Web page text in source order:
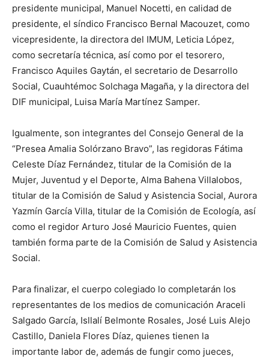
presidente municipal, Manuel Nocetti, en calidad de
presidente, el síndico Francisco Bernal Macouzet, como
vicepresidente, la directora del IMUM, Leticia López,
como secretaría técnica, así como por el tesorero,
Francisco Aquiles Gaytán, el secretario de Desarrollo
Social, Cuauhtémoc Solchaga Magaña, y la directora del
DIF municipal, Luisa María Martínez Samper.
Igualmente, son integrantes del Consejo General de la
“Presea Amalia Solórzano Bravo”, las regidoras Fátima
Celeste Díaz Fernández, titular de la Comisión de la
Mujer, Juventud y el Deporte, Alma Bahena Villalobos,
titular de la Comisión de Salud y Asistencia Social, Aurora
Yazmín García Villa, titular de la Comisión de Ecología, así
como el regidor Arturo José Mauricio Fuentes, quien
también forma parte de la Comisión de Salud y Asistencia
Social.
Para finalizar, el cuerpo colegiado lo completarán los
representantes de los medios de comunicación Araceli
Salgado García, Isllalí Belmonte Rosales, José Luis Alejo
Castillo, Daniela Flores Díaz, quienes tienen la
importante labor de, además de fungir como jueces,